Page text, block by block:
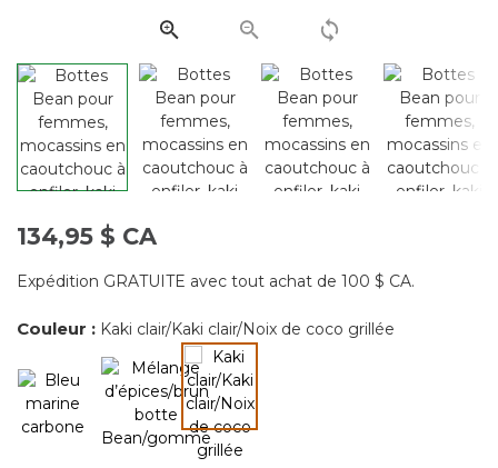
134,95 $ CA
Expédition GRATUITE avec tout achat de 100 $ CA.
Couleur : Kaki clair/Kaki clair/Noix de coco grillée